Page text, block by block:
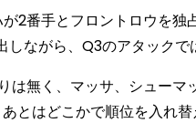
2番手とフロントロウを
ながら、Q3のアタックで
無く、マッサ、シューマ
とはどこかで順位を入れ